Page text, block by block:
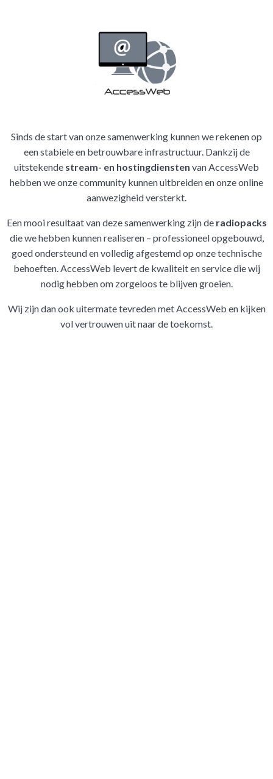
Sinds de start van onze samenwerking kunnen we rekenen op
een stabiele en betrouwbare infrastructuur. Dankzij de
uitstekende stream- en hostingdiensten van AccessWeb
hebben we onze community kunnen uitbreiden en onze online
aanwezigheid versterkt.
Een mooi resultaat van deze samenwerking zijn de radiopacks
die we hebben kunnen realiseren – professioneel opgebouwd,
goed ondersteund en volledig afgestemd op onze technische
behoeften. AccessWeb levert de kwaliteit en service die wij
nodig hebben om zorgeloos te blijven groeien.
Wij zijn dan ook uitermate tevreden met AccessWeb en kijken
vol vertrouwen uit naar de toekomst.